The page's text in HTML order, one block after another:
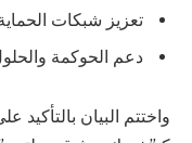
تعزيز شبكات
دعم الحوكمة
واختتم البيان